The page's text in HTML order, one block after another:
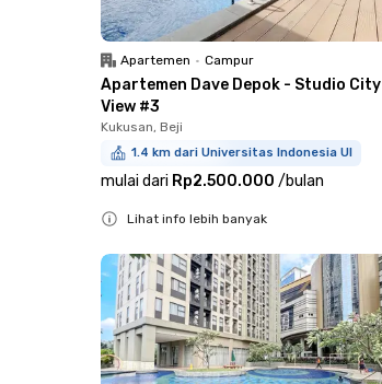
Apartemen • Campur
Apartemen Dave Depok - Studio City
View #3
Kukusan, Beji
1.4 km dari Universitas Indonesia UI
mulai dari Rp2.500.000 /bulan
Lihat info lebih banyak